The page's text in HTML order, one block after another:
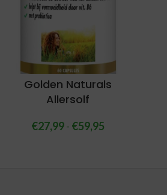
Golden Naturals
Allersolf
€27,99- €59,95